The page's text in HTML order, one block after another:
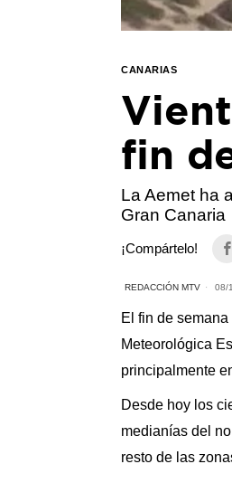
CANARIAS
fin
La Aemet ha
Gran Canaria
¡Compártelo!
REDACCIÓN MTV 08/
El fin de
Meteorológica
principalmente
Desde hoy los
medianías del
resto de las